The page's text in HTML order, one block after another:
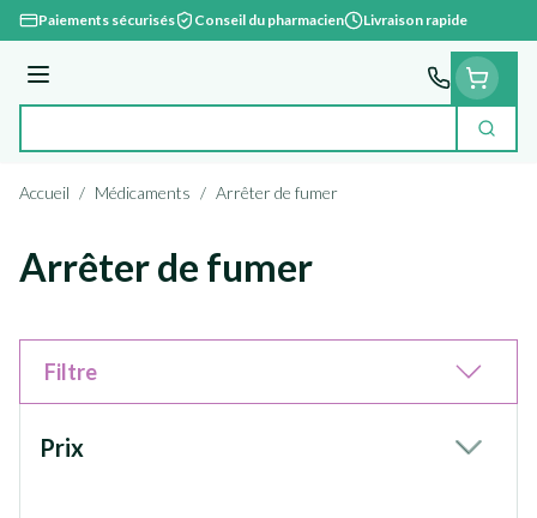
Aller au contenu
Paiements sécurisés Conseil du pharmacien Livraison rapide
Menu
Accueil / Médicaments / Arrêter de fumer
Arrêter de fumer
Filtre
Prix